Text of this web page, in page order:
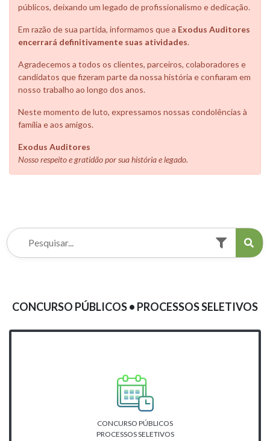
públicos, deixando um legado de profissionalismo e dedicação.
Em razão de sua partida, informamos que a Exodus Auditores
encerrará definitivamente suas atividades.
Agradecemos a todos os clientes, parceiros, colaboradores e
candidatos que fizeram parte da nossa história e confiaram em
nosso trabalho ao longo dos anos.
Neste momento de luto, expressamos nossas condolências à
família e aos amigos.
Exodus Auditores
Nosso respeito e gratidão por sua história e legado.
CONCURSO PÚBLICOS • PROCESSOS SELETIVOS
CONCURSO PÚBLICOS
PROCESSOS SELETIVOS